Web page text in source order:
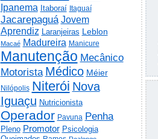
Ipanema Itaboraí Itaguaí
Jacarepaguá Jovem
Aprendiz
Laranjeiras Leblon
Macaé Madureira Manicure
Manutenção Mecânico
Motorista Médico Méier
Nilópolis Niterói Nova
Iguaçu Nutricionista
Operador Pavuna Penha
Pleno Promotor Psicologia